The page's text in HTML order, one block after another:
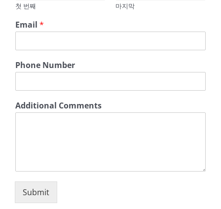
첫 번째 마지막
Email *
Phone Number
Additional Comments
Submit